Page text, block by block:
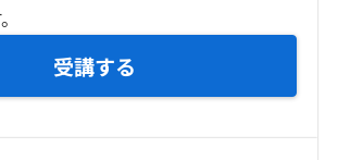
受講する